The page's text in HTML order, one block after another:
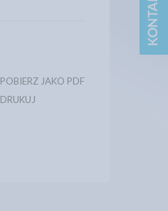
POBIERZ JAKO PDF
DRUKUJ